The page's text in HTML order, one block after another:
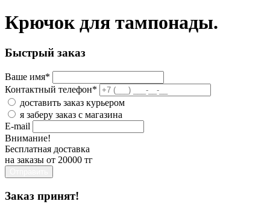
Крючок для тампонады.
Быстрый заказ
Ваше имя*
Контактный телефон*
доставить заказ курьером
я заберу заказ с магазина
E-mail
Внимание!
Бесплатная доставка
на заказы от 20000 тг
Заказ принят!